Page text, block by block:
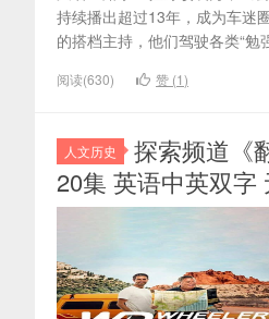
持续播出超过13年，成为车迷
的搭档主持，他们驾驶各类“
阅读(630) 赞 (1)
人文历史
探索频道《
20集 英语中英双字